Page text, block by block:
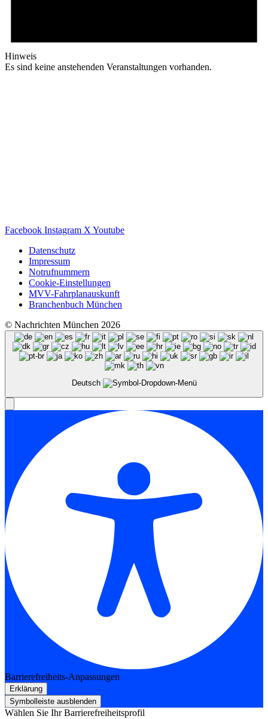
Hinweis
Es sind keine anstehenden Veranstaltungen vorhanden.
Facebook Instagram X Youtube
Datenschutz
Impressum
Notrufnummern
Cookie-Einstellungen
MVV-Fahrplanauskunft
Branchenbuch München
© Nachrichten München 2026
Deutsch
Barrierefreiheits-Anpassungen
Erklärung
Symbolleiste ausblenden
Wählen Sie Ihr Barrierefreiheitsprofil